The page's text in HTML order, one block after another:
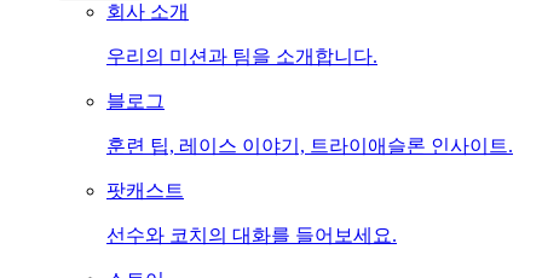
회사 소개
우리의 미션과 팀을 소개합니다.
블로그
훈련 팁, 레이스 이야기, 트라이애슬론 인사이트.
팟캐스트
선수와 코치의 대화를 들어보세요.